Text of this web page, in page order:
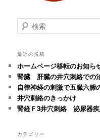
検
索
最近の投稿
ホームページ移転のお知ら
腎臓 肝臓の井穴刺絡での
自律神経の刺激で五臓六
井穴刺絡のきっかけ
腎経Ｆ3井穴刺絡 泌尿
カテゴリー